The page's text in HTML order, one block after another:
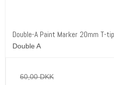
Double-A Paint Marker 20mm T-tip
Double A
60,00 DKK